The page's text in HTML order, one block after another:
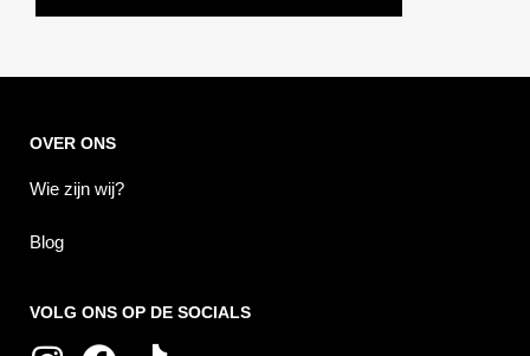
OVER ONS
Wie zijn wij?
Blog
VOLG ONS OP DE SOCIALS